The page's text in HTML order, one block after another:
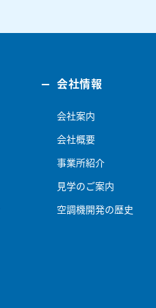
会社情報
会社案内
会社概要
事業所紹介
見学のご案内
空調機開発の歴史